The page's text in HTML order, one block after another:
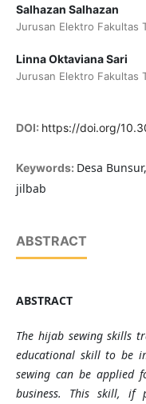
Salhazan Salhazan
Jurusan Elektro Fakultas
Linna Oktaviana Sari
Jurusan Elektro Fakultas
DOI: https://doi.org/
Keywords: Desa
jilbab
ABSTRACT
ABSTRACT
The hijab sewing skills
educational skill to be
sewing can be applied
business. This skill, if